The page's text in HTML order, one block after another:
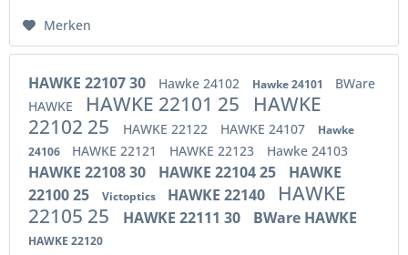
Merken
HAWKE 22107 30 Hawke 24102 Hawke 24101
BWare
HAWKE
HAWKE 22101 25
HAWKE
22102 25
HAWKE 22122 HAWKE 24107
Hawke
24106
HAWKE 22121 HAWKE 22123 Hawke 24103
HAWKE 22108 30 HAWKE 22104 25
HAWKE
22100 25
Victoptics HAWKE 22140
HAWKE
22105 25
HAWKE 22111 30 BWare HAWKE
HAWKE 22120